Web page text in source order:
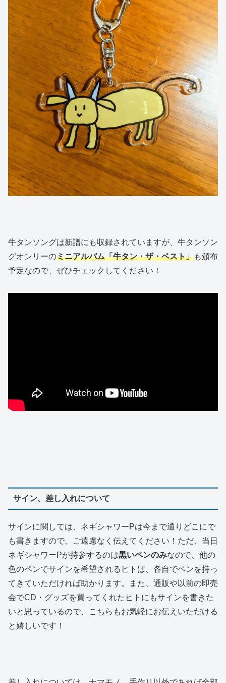
牛タンソングは新譜にも収録されていますが、牛タンソン
グオンリーのミニアルバム「牛タン・ザ・ベスト」も頒布
予定なので、ぜひチェックしてください！
サイン、差し入れについて
サインに関しては、ネギシャワーPは今まで通りどこにで
も書きますので、ご遠慮なく伝えてください！ただ、当日
ネギシャワーPが持参するのは黒いペンのみなので、他の
色のペンでサインを希望されるヒトは、各自でペンを持っ
てきていただければ助かります。また、通販や以前の即売
会でCD・グッズを買ってくれたヒトにもサインを書きた
いと思っているので、こちらもお気軽にお伝えいただける
と嬉しいです！